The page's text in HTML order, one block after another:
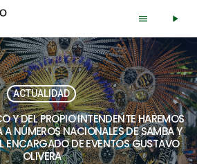
menu play_arrow
ACTUALIDAD
Y DEL PROPIO INTENDENTE HAREMOS
A NÚMEROS NACIONALES DE SAMBA Y
ENCARGADO DE EVENTOS GUSTAVO
OLIVERA